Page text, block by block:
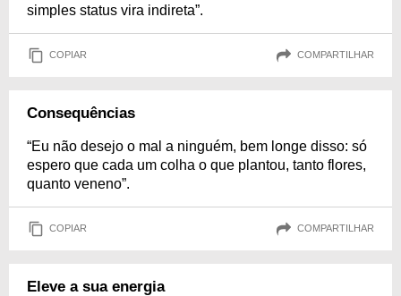
simples status vira indireta”.
COPIAR COMPARTILHAR
Consequências
“Eu não desejo o mal a ninguém, bem longe disso: só
espero que cada um colha o que plantou, tanto flores,
quanto veneno”.
COPIAR COMPARTILHAR
Eleve a sua energia